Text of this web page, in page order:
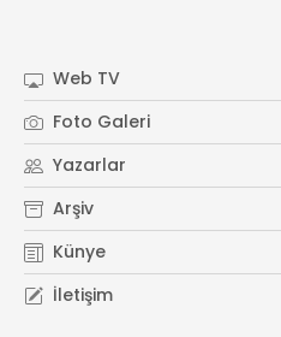
Web TV
Foto Galeri
Yazarlar
Arşiv
Künye
İletişim